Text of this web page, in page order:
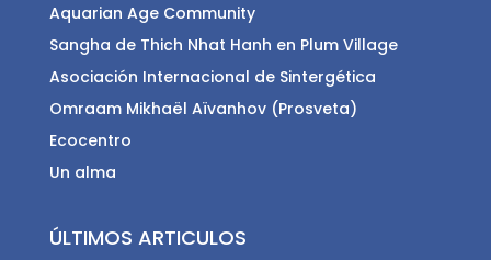
Aquarian Age Community
Sangha de Thich Nhat Hanh en Plum Village
Asociación Internacional de Sintergética
Omraam Mikhaël Aïvanhov (Prosveta)
Ecocentro
Un alma
ÚLTIMOS ARTICULOS